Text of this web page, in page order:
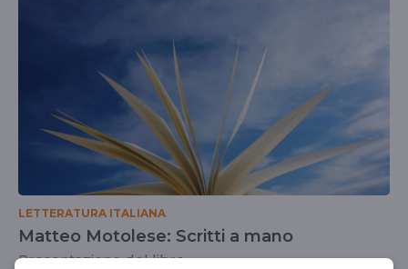
LETTERATURA ITALIANA
Matteo Motolese: Scritti a mano
Presentazione del libro